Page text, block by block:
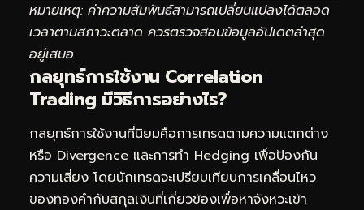
หมายเหตุ: ค่าความสัมพันธ์สามารถเปลี่ยนแปลงได้ตลอด
เวลาตามสภาวะตลาด ควรตรวจสอบข้อมูลอัปเดตล่าสุด
อยู่เสมอ
กลยุทธ์การใช้งาน Correlation
Trading มีวิธีการอย่างไร?
กลยุทธ์การใช้งานที่นิยมคือการเทรดตามความแตกต่าง
หรือ Divergence และการทำ Hedging เพื่อป้องกัน
ความเสี่ยง โดยนักเทรดจะเปรียบเทียบการเคลื่อนไหว
ของทองคำกับสกุลเงินที่เกี่ยวข้องเพื่อหาจังหวะเข้า